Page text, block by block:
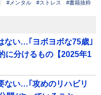
#メンタル #ストレス #書籍抜粋
ない…｢ヨボヨボな75歳｣
に分けるもの【2025年1
ない…｢攻めのリハビリ